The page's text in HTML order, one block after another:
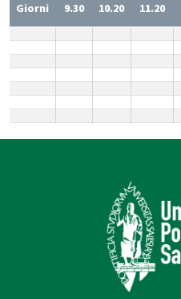
Giorni
9.30
10.20
11.20